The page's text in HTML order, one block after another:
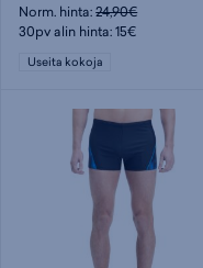
Norm. hinta:24,90€
30pv alin hinta: 15€
Useita kokoja